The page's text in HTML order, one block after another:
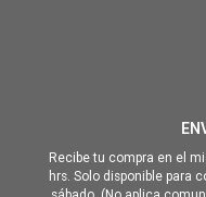
Recibe tu compra en el
hrs. Solo disponible para